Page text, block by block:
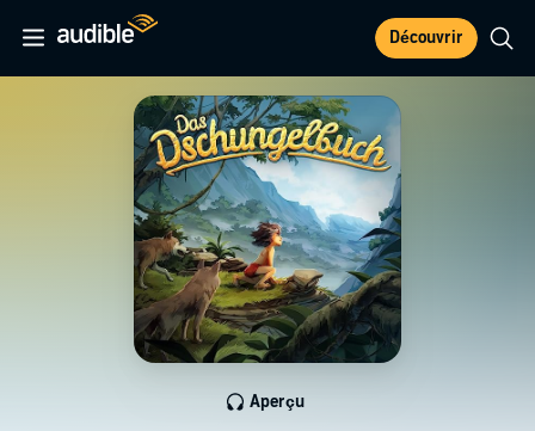
Découvrir
Aperçu